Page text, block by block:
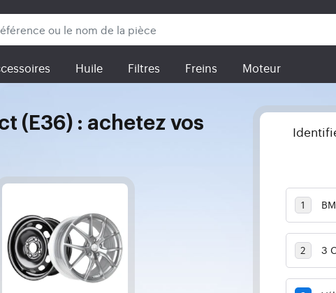
Huile Filtres Freins Moteur
(E36) : achetez vos